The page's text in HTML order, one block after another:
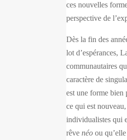
ces nouvelles
perspective de
Dès la fin des
lot d’espérances,
communautaires
caractère de
est une forme bien
ce qui est
individualistes qui
rêvenéo ou